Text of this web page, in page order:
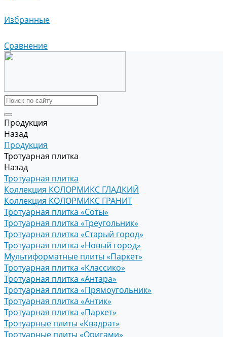
Избранные
Сравнение
Продукция
Назад
Продукция
Тротуарная плитка
Назад
Тротуарная плитка
Коллекция КОЛОРМИКС ГЛАДКИЙ
Коллекция КОЛОРМИКС ГРАНИТ
Тротуарная плитка «Соты»
Тротуарная плитка «Треугольник»
Тротуарная плитка «Старый город»
Тротуарная плитка «Новый город»
Мультиформатные плиты «Паркет»
Тротуарная плитка «Классико»
Тротуарная плитка «Антара»
Тротуарная плитка «Прямоугольник»
Тротуарная плитка «Антик»
Тротуарная плитка «Паркет»
Тротуарные плиты «Квадрат»
Тротуарные плиты «Оригами»